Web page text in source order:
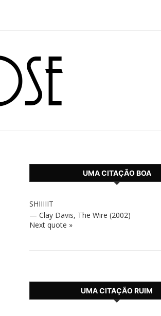
UMA CITAÇÃO BOA
SHIIIIIT
— Clay Davis, The Wire (2002)
Next quote »
UMA CITAÇÃO RUIM